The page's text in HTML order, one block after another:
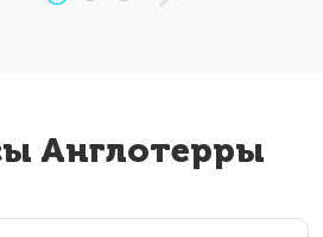
Англотерры